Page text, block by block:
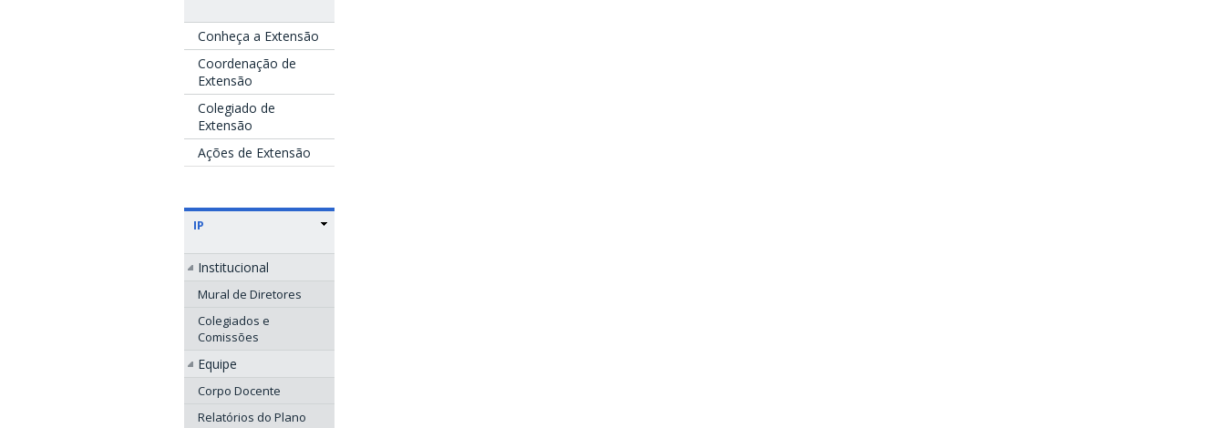
Conheça a Extensão
Coordenação de
Extensão
Colegiado de
Extensão
Ações de Extensão
IP
Institucional
Mural de Diretores
Colegiados e
Comissões
Equipe
Corpo Docente
Relatórios do Plano